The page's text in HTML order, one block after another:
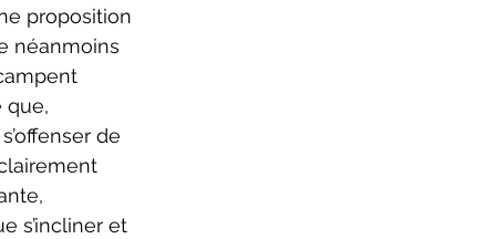
proposition
néanmoins
que,
de
s’incliner et